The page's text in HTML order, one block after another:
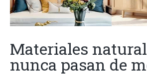
Materiales
nunca pasan de